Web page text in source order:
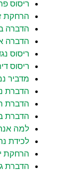
ריסוס
הרחקת
הדברה
הדברה
ריסוס
ריסוס
מדביר
הדברת
הדברת
הדברת
למה
לכידת
הרחקת
הדברת